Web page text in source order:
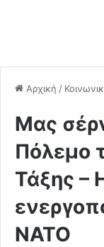
Αρχική /
Mας
Πόλεμο
Τάξης –
ΝΑΤΟ